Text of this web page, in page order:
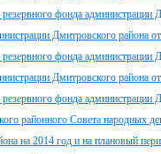
фонда администрации
Дмитровского района
фонда администрации
Дмитровского района
фонда администрации
районного Совета народных
на 2014 год и на плановый